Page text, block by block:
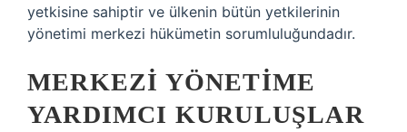
yetkisine sahiptir ve ülkenin bütün yetkilerinin
yönetimi merkezi hükümetin sorumluluğundadır.
MERKEZI YÖNETIME
YARDIMCI KURULUŞLAR